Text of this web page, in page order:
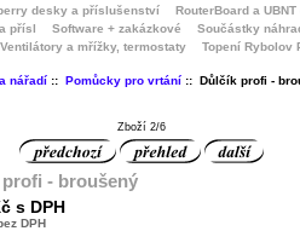
desky a příslušenství RouterBoard a UBNT
přísl Software + zakázkové Součástky
Ventilátory a mřížky, termostaty Topení Rybolov
nářadí:: Pomůcky pro vrtání:: Důlčík profi -
Zboží 2/6
- broušený
s DPH
DPH